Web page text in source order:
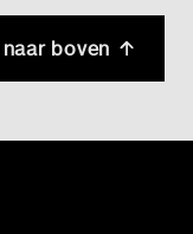
boven